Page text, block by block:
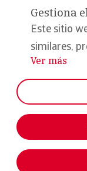
Declaración de
Compromiso calidad y
Formamos parte de:
Gestiona
Este sitio
similares,
...
Ver más